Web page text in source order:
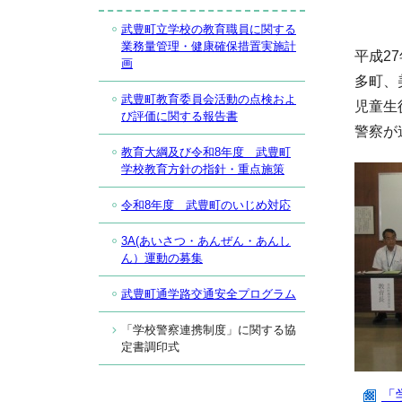
平成
多町、
児童
警察が
武豊町立学校の教育職員に関する
業務量管理・健康確保措置実施計
画
武豊町教育委員会活動の点検およ
び評価に関する報告書
教育大綱及び令和8年度 武豊町
学校教育方針の指針・重点施策
令和8年度 武豊町のいじめ対応
3A(あいさつ・あんぜん・あんし
ん）運動の募集
武豊町通学路交通安全プログラム
「学校警察連携制度」に関する協
定書調印式